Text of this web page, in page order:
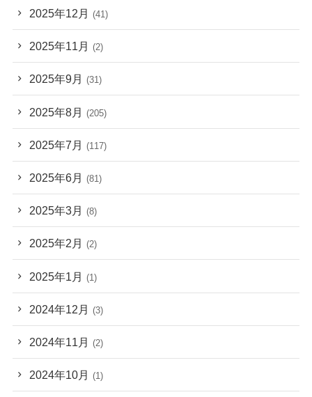
2025年12月 (41)
2025年11月 (2)
2025年9月 (31)
2025年8月 (205)
2025年7月 (117)
2025年6月 (81)
2025年3月 (8)
2025年2月 (2)
2025年1月 (1)
2024年12月 (3)
2024年11月 (2)
2024年10月 (1)